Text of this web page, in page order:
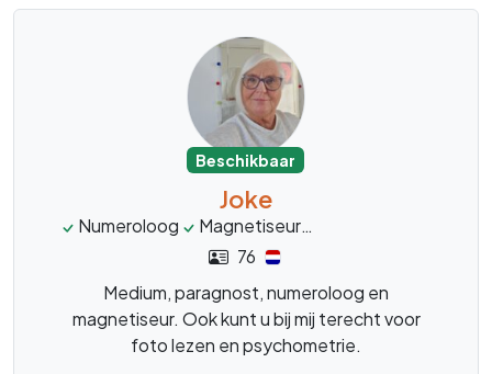
Beschikbaar
Joke
Numeroloog Magnetiseur
76
Medium, paragnost, numeroloog en
magnetiseur. Ook kunt u bij mij terecht voor
foto lezen en psychometrie.